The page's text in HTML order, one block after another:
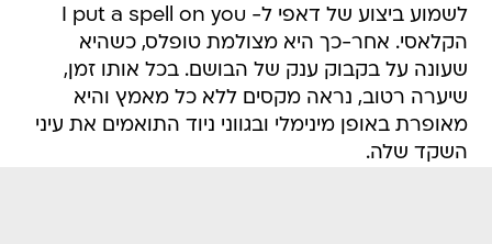
לשמוע ביצוע של דאפי ל- I put a spell on you
הקלאסי. אחר-כך היא מצולמת טופלס, כשהיא
שעונה על בקבוק ענק של הבושם. בכל אותו זמן,
שיערה רטוב, נראה מקסים ללא כל מאמץ והיא
מאופרת באופן מינימלי ובגווני ניוד התואמים את עיני
השקד שלה.